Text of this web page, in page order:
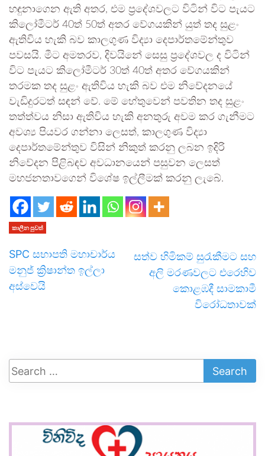
හඳුනාගෙන ඇති අතර, එම ප්‍රදේශවලට විටින් විට පැයට
කිලෝමීටර් 40ත් 50ත් අතර වේගයකින් යුත් තද සුළං
ඇතිවිය හැකි බව කාලගුණ විද්‍යා දෙපාර්තමේන්තුව
පවසයි. මීට අමතරව, දිවයිනේ සෙසු ප්‍රදේශවල ද විටින්
විට පැයට කිලෝමීටර් 30ත් 40ත් අතර වේගයකින්
තරමක තද සුළං ඇතිවිය හැකි බව එම නිවේදනයේ
වැඩිදුරටත් සඳන් වේ. මේ හේතුවෙන් පවතින තද සුළං
තත්ත්වය නිසා ඇතිවිය හැකි අනතුරු අවම කර ගැනීමට
අවශ්‍ය පියවර ගන්නා ලෙසත්, කාලගුණ විද්‍යා
දෙපාර්තමේන්තුව විසින් නිකුත් කරනු ලබන ඉදිරි
නිවේදන පිළිබඳව අවධානයෙන් පසුවන ලෙසත්
මහජනතාවගෙන් විශේෂ ඉල්ලීමක් කරනු ලැබේ.
කාලීන පුවත්
SPC සභාපති මහාචාර්ය
මනුජ් ක්‍රිෂාන්ත ඉල්ලා
අස්වෙයි
සත්ව හිමිකම් සුරැකීමට සහ
අලි මරණවලට එරෙහිව
කොළඹදී සාමකාමී
විරෝධතාවක්